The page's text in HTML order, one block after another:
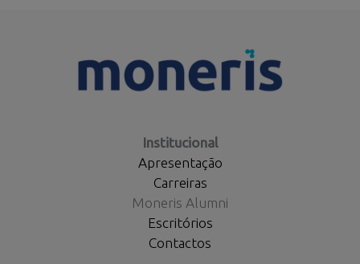
Institucional
Apresentação
Carreiras
Moneris Alumni
Escritórios
Contactos